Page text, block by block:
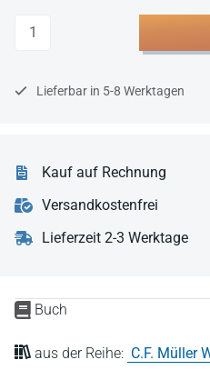
Buch
aus der Reihe: C.F. Müller
Anzahl In
Lieferbar in 5-8 Werktagen
Kauf auf Rechnung
Versandkostenfrei
Lieferzeit 2-3 Werktage